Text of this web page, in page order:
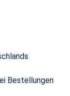
Bestellungen